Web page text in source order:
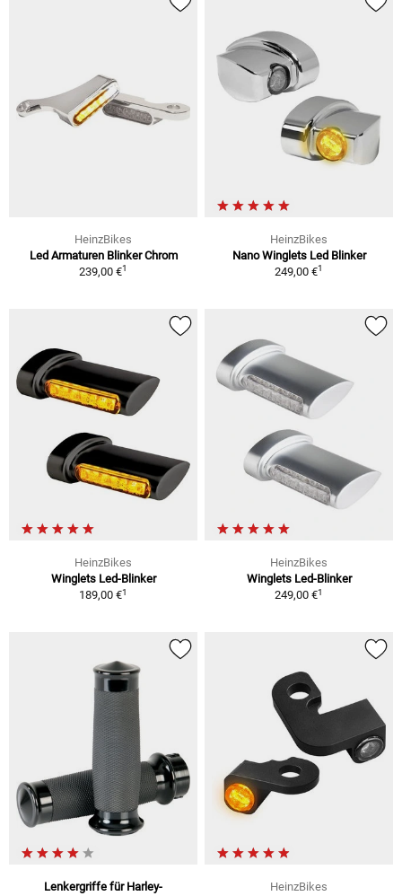
HeinzBikes
Led Armaturen Blinker Chrom
239,00 €1
HeinzBikes
Nano Winglets Led Blinker
249,00 €1
HeinzBikes
Winglets Led-Blinker
189,00 €1
HeinzBikes
Winglets Led-Blinker
249,00 €1
Lenkergriffe für Harley- HeinzBikes